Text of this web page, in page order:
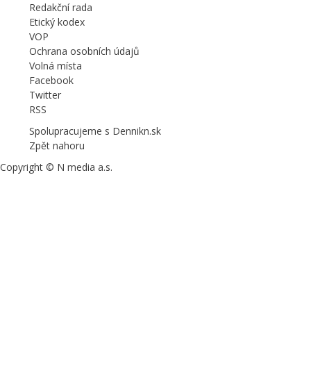
Redakční rada
Etický kodex
VOP
Ochrana osobních údajů
Volná místa
Facebook
Twitter
RSS
Spolupracujeme s Dennikn.sk
Zpět nahoru
Copyright © N media a.s.